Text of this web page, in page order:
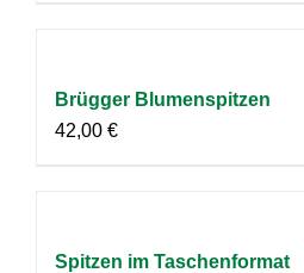
Brügger Blumenspitzen
42,00 €
Spitzen im Taschenformat